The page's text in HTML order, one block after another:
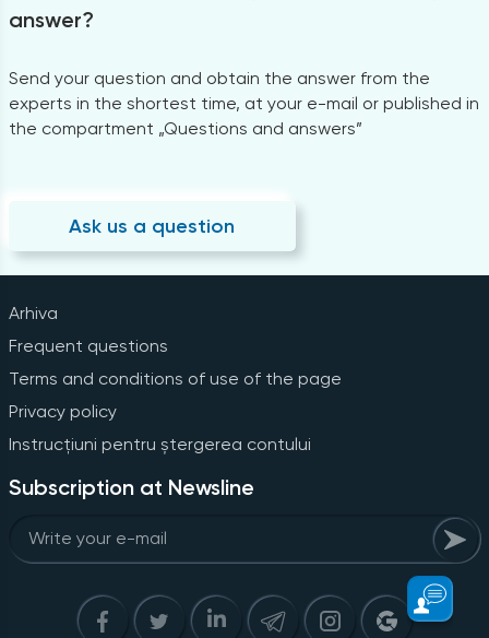
answer?
Send your question and obtain the answer from the
experts in the shortest time, at your e-mail or published in
the compartment „Questions and answers”
Ask us a question
Arhiva
Frequent questions
Terms and conditions of use of the page
Privacy policy
Instrucțiuni pentru ștergerea contului
Subscription at Newsline